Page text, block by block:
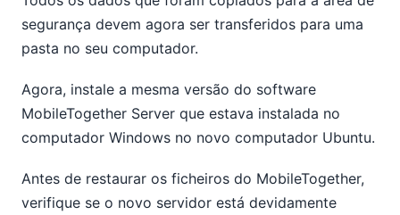
segurança devem agora ser transferidos para uma
pasta no seu computador.
Agora, instale a mesma versão do software
MobileTogether Server que estava instalada no
computador Windows no novo computador Ubuntu.
Antes de restaurar os ficheiros do MobileTogether,
verifique se o novo servidor está devidamente